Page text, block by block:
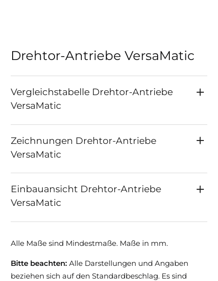
Drehtor-Antriebe VersaMatic
Vergleichstabelle Drehtor-Antriebe
VersaMatic
Zeichnungen Drehtor-Antriebe
VersaMatic
Einbauansicht Drehtor-Antriebe
VersaMatic
Alle Maße sind Mindestmaße. Maße in mm.
Bitte beachten: Alle Darstellungen und Angaben
beziehen sich auf den Standardbeschlag. Es sind